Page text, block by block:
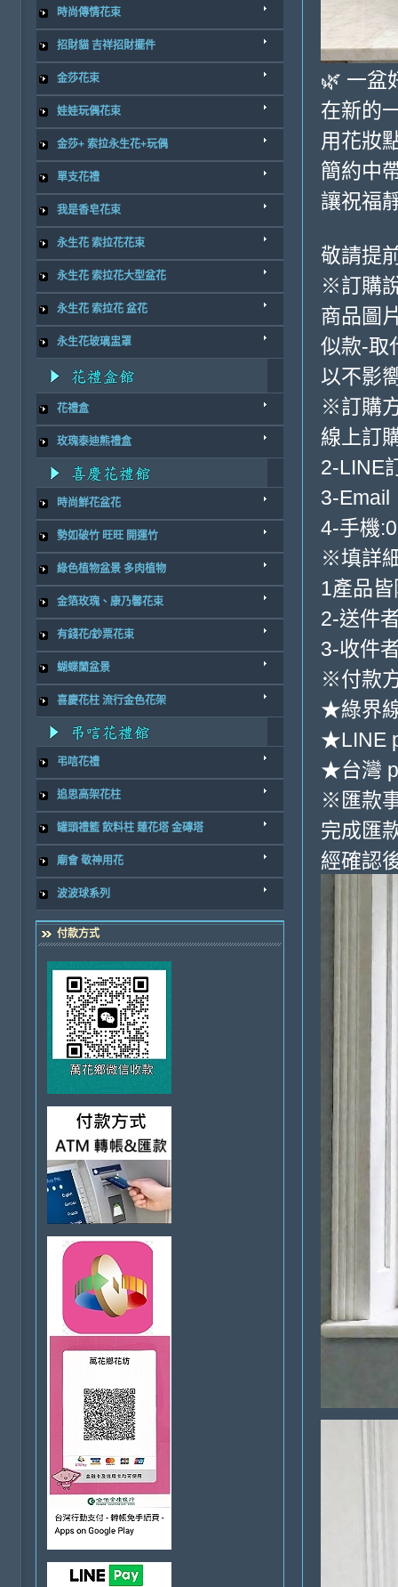
時尚傳情花束
招財貓 吉祥招財擺件
金莎花束
娃娃玩偶花束
金莎+ 索拉永生花+玩偶
單支花禮
我是香皂花束
永生花 索拉花花束
永生花 索拉花大型盆花
永生花 索拉花 盆花
永生花玻璃盅罩
花禮盒
玫瑰泰迪熊禮盒
時尚鮮花盆花
勢如破竹 旺旺 開運竹
綠色植物盆景 多肉植物
金箔玫瑰、康乃馨花束
有錢花/鈔票花束
蝴蝶蘭盆景
喜慶花柱 流行金色花架
弔唁花禮
追思高架花柱
罐頭禮籃 飲料柱 蓮花塔 金磚塔
廟會 敬神用花
波波球系列
付款方式
🌿 一盆
在新的
用花妝
簡約中
讓祝福
敬請提
※訂購
商品圖
似款-取
以不影
※訂購
線上訂
2-LINE
3-Email
4-手機
※填詳
1產品
2-送件
3-收件
※付款
★綠界
★LINE
★台灣
※匯款
完成匯
經確認